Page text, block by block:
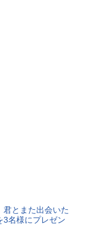
君とまた出会いた
3名様にプレゼン